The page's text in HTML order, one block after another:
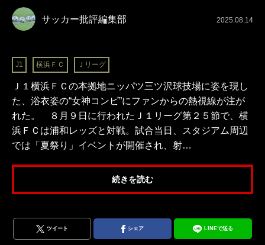
サッカー批評編集部 2025.08.14
J1 横浜ＦＣ Ｊリーグ
Ｊ１横浜ＦＣの本拠地ニッパツ三ツ沢球技場に姿を現し
た、浴衣姿の“女神コンビ”にファンからの熱視線が注が
れた。 ８月９日に行われたＪ１リーグ第２５節で、横
浜ＦＣは浦和レッズと対戦。試合当日、スタジアム周辺
では「夏祭り」イベントが開催され、射…
続きを読む
ツイート シェア LINEで送る